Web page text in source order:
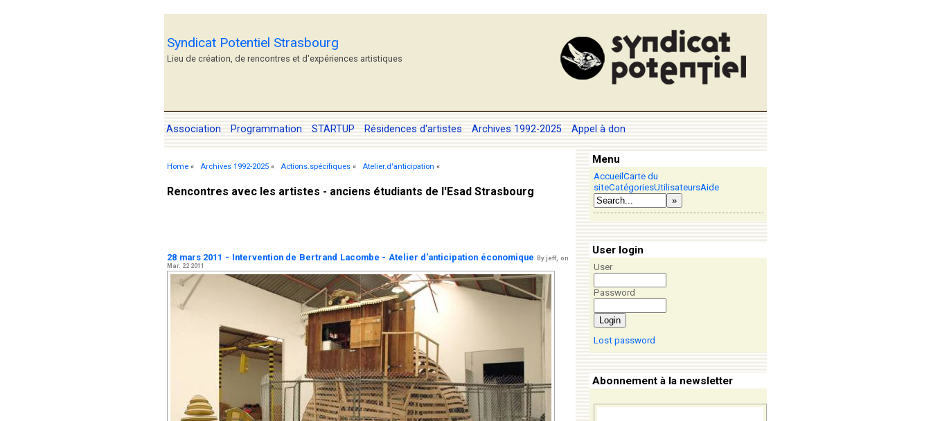
Syndicat Potentiel Strasbourg
Lieu de création, de rencontres et d'expériences artistiques
Association Programmation STARTUP Résidences d'artistes Archives 1992-2025 Appel à don
Home « Archives 1992-2025 « Actions.spécifiques « Atelier.d'anticipation «
Rencontres avec les artistes - anciens étudiants de l'Esad Strasbourg
28 mars 2011 - Intervention de Bertrand Lacombe - Atelier d'anticipation économique
By jeff, on
Mar. 22 2011
Menu
Accueil Carte du
siteCatégoriesUtilisateursAide
»
User login
User
Password
Login
Lost password
Abonnement à la newsletter